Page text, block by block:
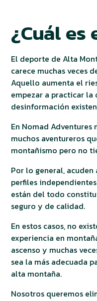
¿Cuál
El deporte de Alta
carece muchas veces
Aquello aumenta el
empezar a practicar
desinformación
En Nomad Adventures
muchos aventureros
montañismo pero no
Por lo general, acuden
perfiles
están del todo
seguro y de calidad.
En estos casos, no
experiencia en
ascenso y muchas
sea la más adecuada
alta montaña.
Nosotros queremos